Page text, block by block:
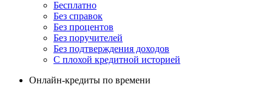
Бесплатно
Без справок
Без процентов
Без поручителей
Без подтверждения доходов
С плохой кредитной историей
Онлайн-кредиты по времени